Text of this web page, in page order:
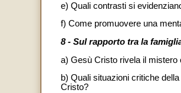
e) Quali contrasti si
f) Come promuovere una
8 - Sul rapporto tra la
a) Gesù Cristo rivela il mistero
b) Quali situazioni critiche
Cristo?